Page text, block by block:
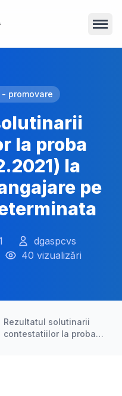
promovare
la proba
la
pe
dgaspcvs
40 vizualizări
Rezultatul solutinarii
contestatiilor la proba…